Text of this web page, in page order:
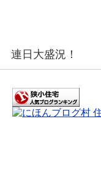
連日大盛況！